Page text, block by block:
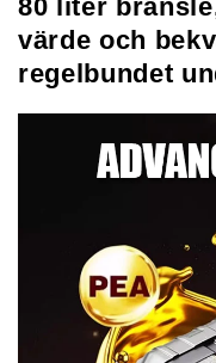
80 liter
värde och
regelbundet